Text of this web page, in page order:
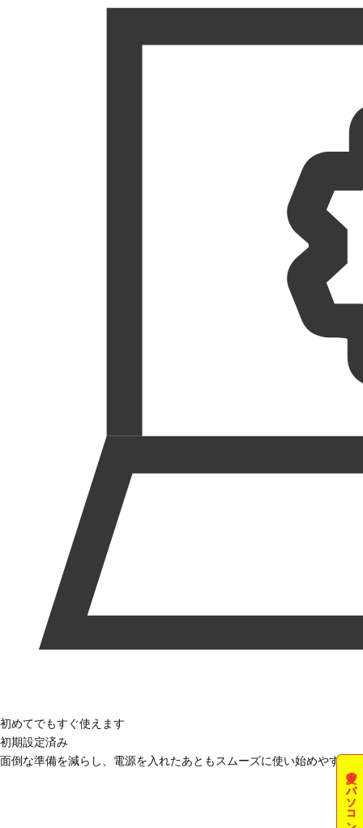
夏のパソコン祭
初めてでもすぐ使えます
初期設定済み
面倒な準備を減らし、電源を入れたあともスムーズに使い始めやすい